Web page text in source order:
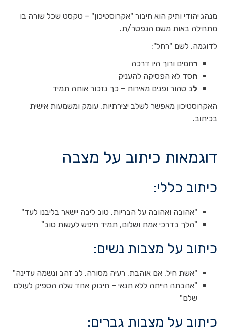
מנהג יהודי ותיק הוא חיבור "אקרוסטיכון" – טקסט שכל שורה בו
מתחילה באות משם הנפטר/ת.
לדוגמה, לשם "רחל":
רחמים ורוך היו דרכה
חסד לא הפסיקה להעניק
לב טהור ופנים מאירות – כך נזכור אותה תמיד
האקרוסטיכון מאפשר לשלב יצירתיות, עומק ומשמעות אישית
בכיתוב.
דוגמאות כיתוב על מצבה
כיתוב כללי:
"אהובה ואהובה על הבריות, טוב ליבה יישאר בליבנו לעד"
"הלך בדרכי אמת ושלום, תמיד חיפש לעשות טוב"
כיתוב על מצבות נשים:
"אשת חיל, אם אוהבת, רעיה מסורה, לב זהב ונשמה עדינה"
"אהבתה הייתה ללא תנאי – חיבוק אחד שלה הספיק לעולם
שלם"
כיתוב על מצבות גברים: